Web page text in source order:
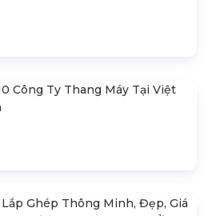
Công Ty Thang Máy Tại Việt
Ghép Thông Minh, Đẹp, Giá